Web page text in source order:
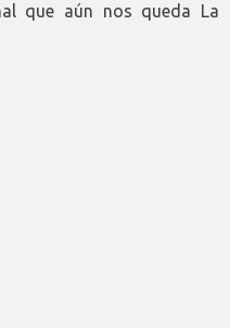
que aún nos queda La